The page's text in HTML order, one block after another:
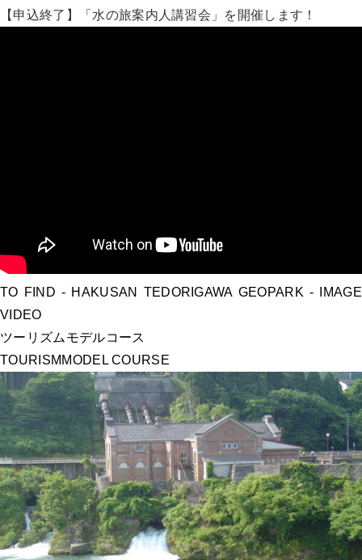
【申込終了】「水の旅案内人講習会」を開催します！
TO FIND - HAKUSAN TEDORIGAWA GEOPARK - IMAGE
VIDEO
ツーリズムモデルコース
TOURISM MODEL COURSE